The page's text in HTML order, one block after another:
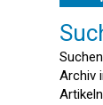
Archiv